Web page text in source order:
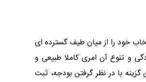
انتخاب خود را از میان طیف گسترده ای
و تنوع آن امری کاملا طبیعی و
مناسب ترین گزینه با در نظر گرفتن بودجه، ثبت